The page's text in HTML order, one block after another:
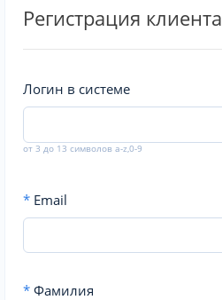
Регистрация клиента
Логин в системе
от 3 до 13 символов a-z,0-9
* Email
* Фамилия